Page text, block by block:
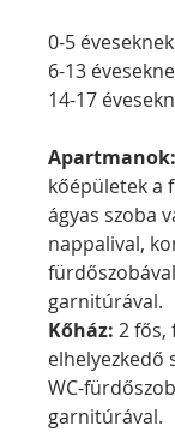
0-5
6-13
14-17
Apartmanok:
kőépületek a
ágyas szoba
nappalival,
garnitúrával.
Kőház: 2 fős,
elhelyezkedő
WC-
garnitúrával.